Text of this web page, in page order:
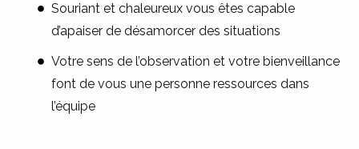
Souriant et chaleureux vous êtes capable
d’apaiser de désamorcer des situations
Votre sens de l’observation et votre bienveillance
font de vous une personne ressources dans
l’équipe